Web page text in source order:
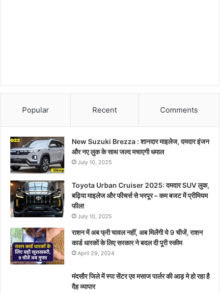
Popular Recent Comments
New Suzuki Brezza : शानदार माइलेज, दमदार इंजन
और नए लुक के साथ जल्द मचाएगी धमाल
July 10, 2025
Toyota Urban Cruiser 2025: दमदार SUV लुक,
बढ़िया माइलेज और फीचर्स से भरपूर – कम बजट में प्रीमियम
फील!
July 10, 2025
राशन में अब फ्री चावल नहीं, अब मिलेंगी ये 9 चीजें, राशन
कार्ड धारकों के लिए सरकार ने बदल दी पूरी स्कीम
April 29, 2024
मंदसौर जिले में स्पा सेंटर एव मसाज पार्लर की आड़ मे हो रहा है
दैह व्यापार